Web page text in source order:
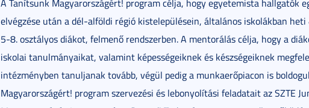
A Tanítsunk Magyarországért! program célja, hogy egyetemista hallgatók
elvégzése után a dél-alföldi régió kistelepülésein, általános iskolákban
5-8. osztályos diákot, felmenő rendszerben. A mentorálás célja, hogy a
iskolai tanulmányaikat, valamint képességeiknek és készségeiknek
intézményben tanuljanak tovább, végül pedig a munkaerőpiacon is
Magyarországért! program szervezési és lebonyolítási feladatait az SZTE